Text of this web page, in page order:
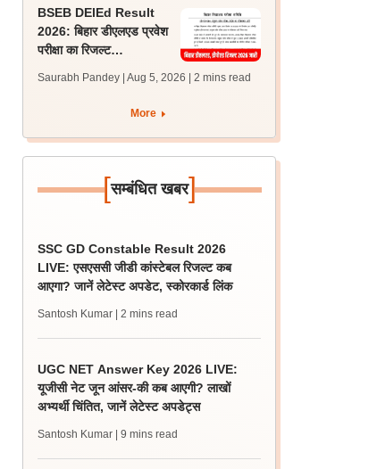
BSEB DElEd Result
2026: बिहार डीएलएड प्रवेश
परीक्षा का रिजल्ट
73.99% अभ्यर्थी उत्तीर्ण
Saurabh Pandey | Aug 5, 2026 | 2 mins read
More
[सम्बंधित खबर]
SSC GD Constable Result 2026
LIVE: एसएससी जीडी कांस्टेबल रिजल्ट कब
आएगा? जानें लेटेस्ट अपडेट, स्कोरकार्ड लिंक
Santosh Kumar | 2 mins read
UGC NET Answer Key 2026 LIVE:
यूजीसी नेट जून आंसर-की कब आएगी? लाखों
अभ्यर्थी चिंतित, जानें लेटेस्ट अपडेट्स
Santosh Kumar | 9 mins read